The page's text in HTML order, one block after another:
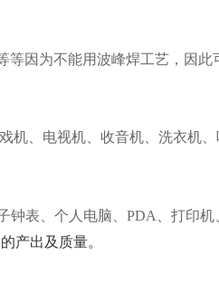
等因为不能用波峰焊工艺，因此
机、电视机、收音机、洗衣机
钟表、个人电脑、PDA、打印
产出及质量。